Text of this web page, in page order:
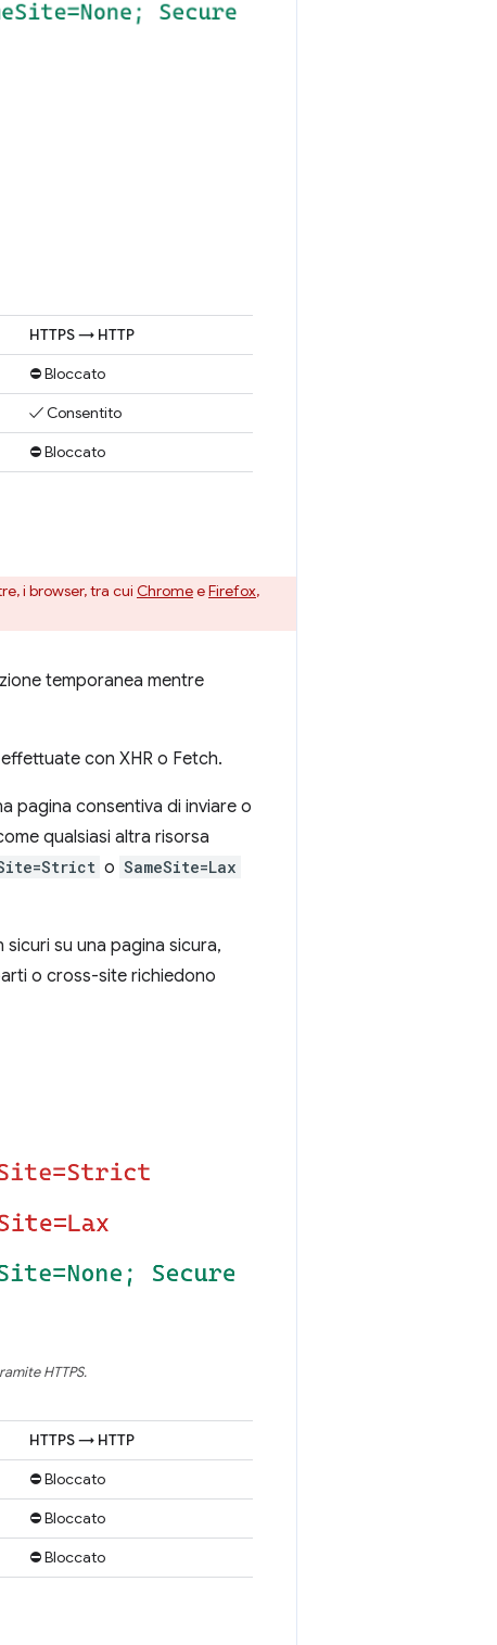
HTTPS → HTTP
⛔ Bloccato
✓ Consentito
⛔ Bloccato
i browser, tra cui ChromeeFirefox,
temporanea mentre
con XHR o Fetch.
pagina consentiva di inviare o
qualsiasi altra risorsa
o SameSite=Lax
su una pagina sicura,
o cross-site richiedono
HTTPS.
HTTPS → HTTP
⛔ Bloccato
⛔ Bloccato
⛔ Bloccato